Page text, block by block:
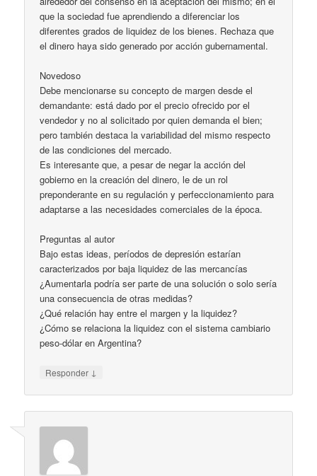
que la sociedad fue aprendiendo a diferenciar los
diferentes grados de liquidez de los bienes. Rechaza que
el dinero haya sido generado por acción gubernamental.
Novedoso
Debe mencionarse su concepto de margen desde el
demandante: está dado por el precio ofrecido por el
vendedor y no al solicitado por quien demanda el bien;
pero también destaca la variabilidad del mismo respecto
de las condiciones del mercado.
Es interesante que, a pesar de negar la acción del
gobierno en la creación del dinero, le de un rol
preponderante en su regulación y perfeccionamiento para
adaptarse a las necesidades comerciales de la época.
Preguntas al autor
Bajo estas ideas, períodos de depresión estarían
caracterizados por baja liquidez de las mercancías
¿Aumentarla podría ser parte de una solución o solo sería
una consecuencia de otras medidas?
¿Qué relación hay entre el margen y la liquidez?
¿Cómo se relaciona la liquidez con el sistema cambiario
peso-dólar en Argentina?
Responder ↓